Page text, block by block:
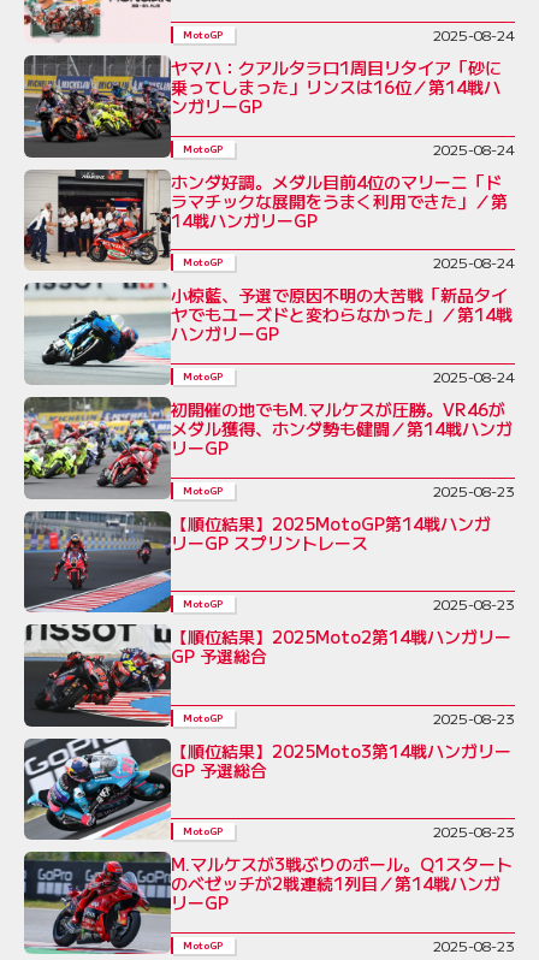
MotoGP 2025-08-24
ヤマハ：クアルタラロ1周目リタイア「砂に
乗ってしまった」リンスは16位／第14戦ハ
ンガリーGP
MotoGP 2025-08-24
ホンダ好調。メダル目前4位のマリーニ「ド
ラマチックな展開をうまく利用できた」／第
14戦ハンガリーGP
MotoGP 2025-08-24
小椋藍、予選で原因不明の大苦戦「新品タイ
ヤでもユーズドと変わらなかった」／第14戦
ハンガリーGP
MotoGP 2025-08-24
初開催の地でもM.マルケスが圧勝。VR46が
メダル獲得、ホンダ勢も健闘／第14戦ハンガ
リーGP
MotoGP 2025-08-23
【順位結果】2025MotoGP第14戦ハンガ
リーGP スプリントレース
MotoGP 2025-08-23
【順位結果】2025Moto2第14戦ハンガリー
GP 予選総合
MotoGP 2025-08-23
【順位結果】2025Moto3第14戦ハンガリー
GP 予選総合
MotoGP 2025-08-23
M.マルケスが3戦ぶりのポール。Q1スタート
のベゼッチが2戦連続1列目／第14戦ハンガ
リーGP
MotoGP 2025-08-23